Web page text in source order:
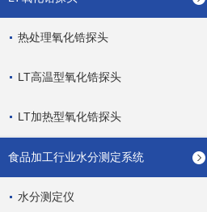
热处理氧化锆探头
LT高温型氧化锆探头
LT加热型氧化锆探头
食品加工行业水分测定系统
水分测定仪